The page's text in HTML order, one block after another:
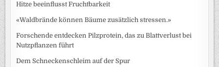
Hitze beeinflusst Fruchtbarkeit
«Waldbrände können Bäume zusätzlich stressen.»
Forschende entdecken Pilzprotein, das zu Blattverlust bei
Nutzpflanzen führt
Dem Schneckenschleim auf der Spur